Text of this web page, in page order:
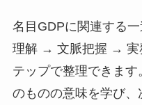
名目GDPに関連する
理解 → 文脈把握 → 実
テップで整理できま
のものの意味を学び